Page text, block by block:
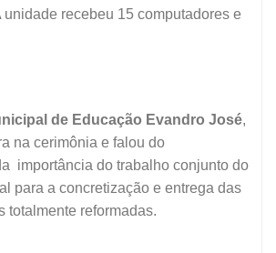
recebeu 15 computadores e
de Educação Evandro José,
na cerimônia e falou do
importância do trabalho conjunto do
para a concretização e entrega das
totalmente reformadas.